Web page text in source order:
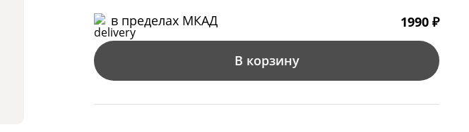
в пределах МКАД 1990 ₽
В корзину